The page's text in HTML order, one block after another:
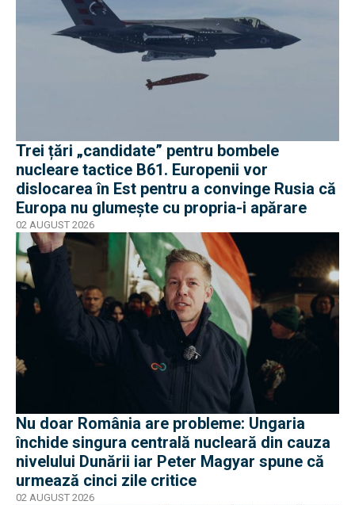
Trei țări „candidate” pentru bombele
nucleare tactice B61. Europenii vor
dislocarea în Est pentru a convinge Rusia că
Europa nu glumește cu propria-i apărare
02 AUGUST 2026
Nu doar România are probleme: Ungaria
închide singura centrală nucleară din cauza
nivelului Dunării iar Peter Magyar spune că
urmează cinci zile critice
02 AUGUST 2026